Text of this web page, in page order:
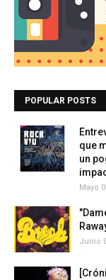
POPULAR POSTS
que
un
Mayo
Junio